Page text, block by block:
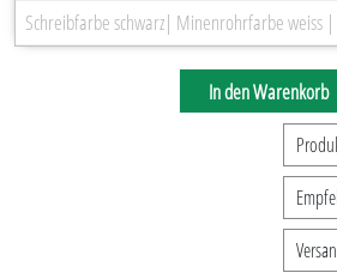
Schreibfarbe schwarz| Minenrohrfarbe weiss
In den Warenkorb